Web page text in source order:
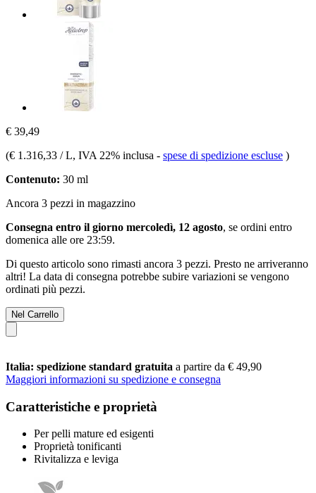
€ 39,49
(€ 1.316,33 / L, IVA 22% inclusa - spese di spedizione escluse )
Contenuto: 30 ml
Ancora 3 pezzi in magazzino
Consegna entro il giorno mercoledì, 12 agosto, se ordini entro
domenica alle ore 23:59.
Di questo articolo sono rimasti ancora 3 pezzi. Presto ne arriveranno
altri! La data di consegna potrebbe subire variazioni se vengono
ordinati più pezzi.
Nel Carrello
Italia: spedizione standard gratuita a partire da € 49,90
Maggiori informazioni su spedizione e consegna
Caratteristiche e proprietà
Per pelli mature ed esigenti
Proprietà tonificanti
Rivitalizza e leviga